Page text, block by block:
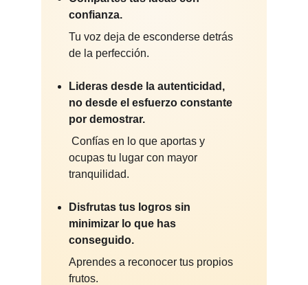
confianza.
Tu voz deja de esconderse detrás
de la perfección.
Lideras desde la autenticidad,
no desde el esfuerzo constante
por demostrar.
Confías en lo que aportas y
ocupas tu lugar con mayor
tranquilidad.
Disfrutas tus logros sin
minimizar lo que has
conseguido.
Aprendes a reconocer tus propios
frutos.